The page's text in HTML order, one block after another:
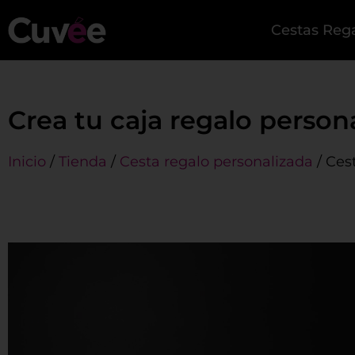
Cestas
Crea tu caja regalo
Inicio / Tienda / Cesta regalo personalizada /